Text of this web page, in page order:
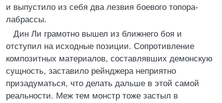
и выпустило из себя два лезвия боевого топора-
лабрассы.
Дин Ли грамотно вышел из ближнего боя и
отступил на исходные позиции. Сопротивление
композитных материалов, составлявших демонскую
сущность, заставило рейнджера неприятно
призадуматься, что делать дальше в этой самой
реальности. Меж тем монстр тоже застыл в